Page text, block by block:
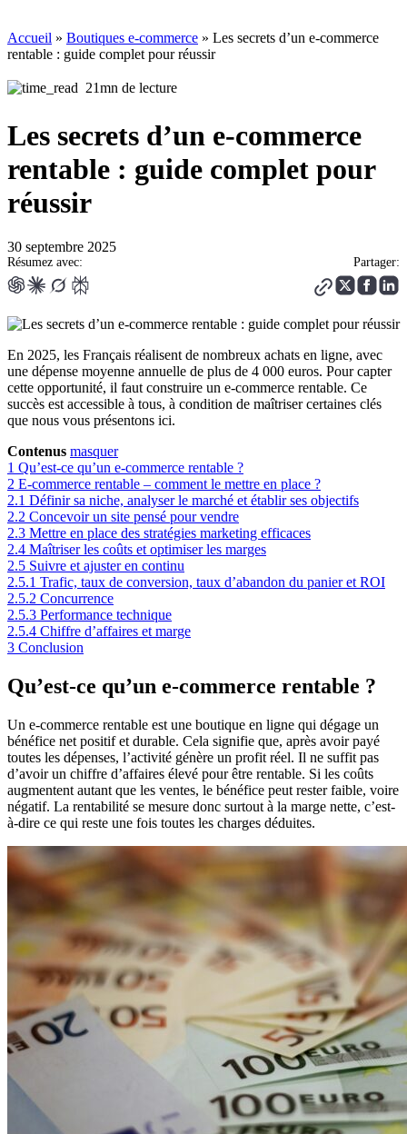
Accueil » Boutiques e-commerce » Les secrets d’un e-commerce
rentable : guide complet pour réussir
21mn de lecture
Les secrets d’un e-commerce
rentable : guide complet pour
réussir
30 septembre 2025
Résumez avec: Partager:
En 2025, les Français réalisent de nombreux achats en ligne, avec
une dépense moyenne annuelle de plus de 4 000 euros. Pour capter
cette opportunité, il faut construire un e-commerce rentable. Ce
succès est accessible à tous, à condition de maîtriser certaines clés
que nous vous présentons ici.
Contenus masquer
1 Qu’est-ce qu’un e-commerce rentable ?
2 E-commerce rentable – comment le mettre en place ?
2.1 Définir sa niche, analyser le marché et établir ses objectifs
2.2 Concevoir un site pensé pour vendre
2.3 Mettre en place des stratégies marketing efficaces
2.4 Maîtriser les coûts et optimiser les marges
2.5 Suivre et ajuster en continu
2.5.1 Trafic, taux de conversion, taux d’abandon du panier et ROI
2.5.2 Concurrence
2.5.3 Performance technique
2.5.4 Chiffre d’affaires et marge
3 Conclusion
Qu’est-ce qu’un e-commerce rentable ?
Un e-commerce rentable est une boutique en ligne qui dégage un
bénéfice net positif et durable. Cela signifie que, après avoir payé
toutes les dépenses, l’activité génère un profit réel. Il ne suffit pas
d’avoir un chiffre d’affaires élevé pour être rentable. Si les coûts
augmentent autant que les ventes, le bénéfice peut rester faible, voire
négatif. La rentabilité se mesure donc surtout à la marge nette, c’est-
à-dire ce qui reste une fois toutes les charges déduites.